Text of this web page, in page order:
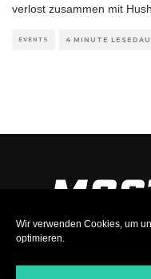
Wir verwenden Cookies, um
optimieren.
verlost zusammen mit
EVENTS 4 MINUTE